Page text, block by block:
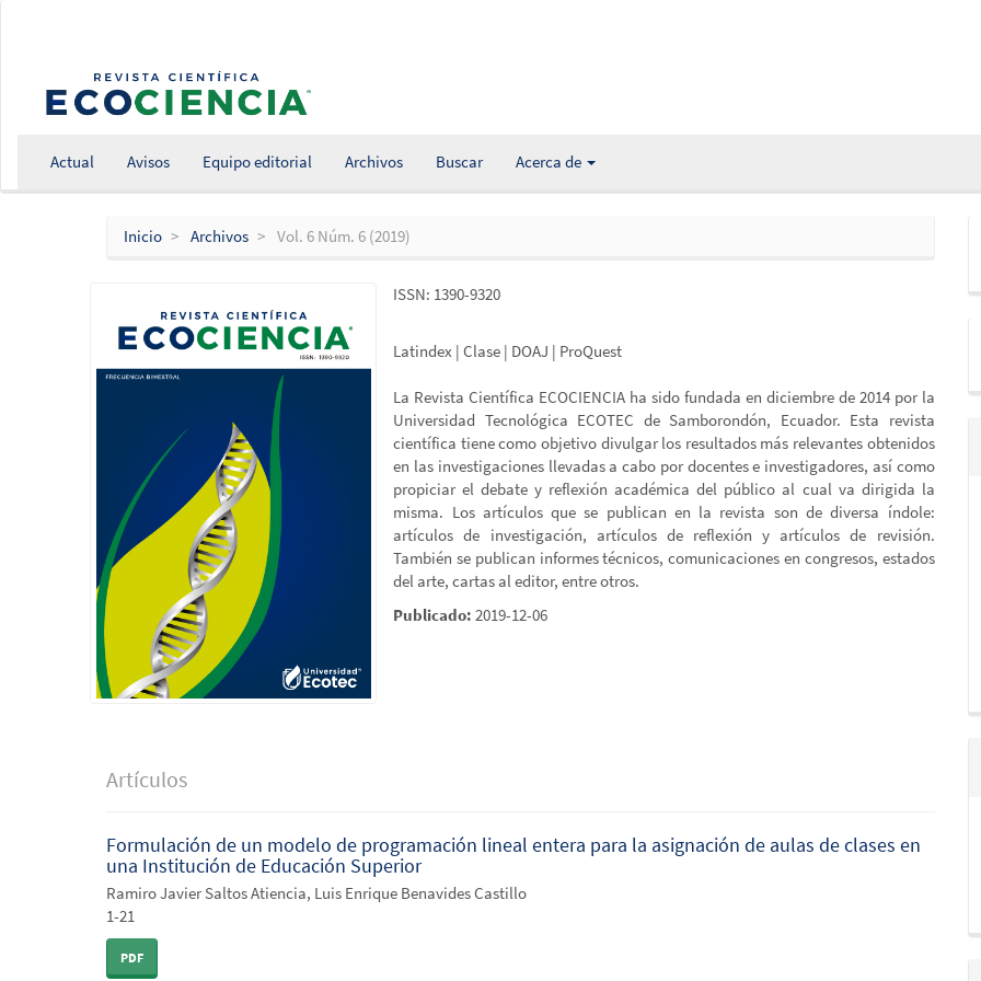
Navegación
principal
Actual Avisos Equipo editorial Archivos Buscar Acerca de
Inicio Archivos Vol. 6 Núm. 6 (2019)
ISSN: 1390-9320
Latindex | Clase | DOAJ | ProQuest
La Revista Científica ECOCIENCIA ha sido fundada en diciembre de 2014 por la
Universidad Tecnológica ECOTEC de Samborondón, Ecuador. Esta revista
científica tiene como objetivo divulgar los resultados más relevantes obtenidos
en las investigaciones llevadas a cabo por docentes e investigadores, así como
propiciar el debate y reflexión académica del público al cual va dirigida la
misma. Los artículos que se publican en la revista son de diversa índole:
artículos de investigación, artículos de reflexión y artículos de revisión.
También se publican informes técnicos, comunicaciones en congresos, estados
del arte, cartas al editor, entre otros.
Publicado:2019-12-06
Artículos
Formulación de un modelo de programación lineal entera para la asignación de aulas de clases en
una Institución de Educación Superior
Ramiro Javier Saltos Atiencia, Luis Enrique Benavides Castillo
1-21
PDF